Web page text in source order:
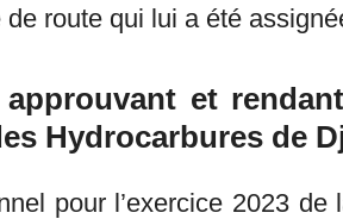
route qui lui a été
approuvant et
Hydrocarbures de
pour l’exercice 2023